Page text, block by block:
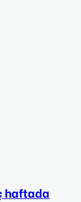
haftada